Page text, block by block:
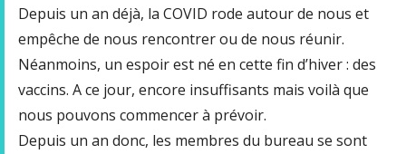
Depuis un an déjà, la COVID rode autour de nous et
empêche de nous rencontrer ou de nous réunir.
Néanmoins, un espoir est né en cette fin d’hiver : des
vaccins. A ce jour, encore insuffisants mais voilà que
nous pouvons commencer à prévoir.
Depuis un an donc, les membres du bureau se sont